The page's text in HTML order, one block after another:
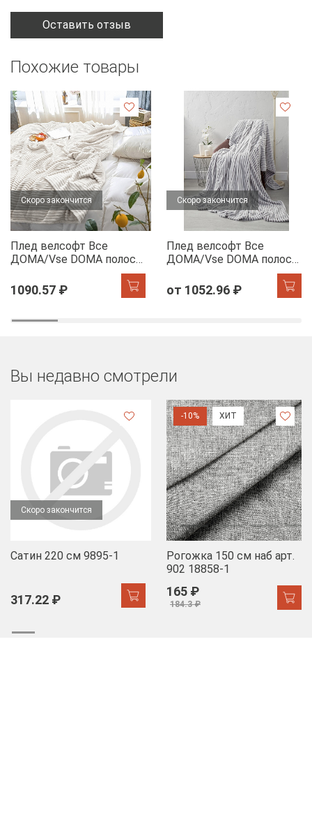
Оставить отзыв
Похожие товары
Скоро закончится
Плед велсофт Все
ДOMA/Vse DOMA полоса
1 см., цвет молочный,
ролик
1090.57 ₽
Скоро закончится
Плед велсофт Все
ДOMA/Vse DOMA полоса
1 см., цвет шиншилла,
ролик
от 1052.96 ₽
Вы недавно смотрели
Скоро закончится
Сатин 220 см 9895-1
317.22 ₽
-10% ХИТ
Рогожка 150 см наб арт.
902 18858-1
165 ₽
184.3 ₽